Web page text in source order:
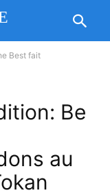
Best fait
Be
au